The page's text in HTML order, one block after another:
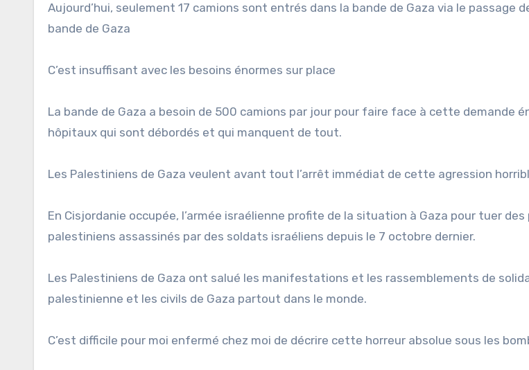
Aujourd’hui, seulement 17 camions sont entrés dans la bande de Gaza via le passage
bande de Gaza
C’est insuffisant avec les besoins énormes sur place
La bande de Gaza a besoin de 500 camions par jour pour faire face à cette demande
hôpitaux qui sont débordés et qui manquent de tout.
Les Palestiniens de Gaza veulent avant tout l’arrêt immédiat de cette agression
En Cisjordanie occupée, l’armée israélienne profite de la situation à Gaza pour tuer
palestiniens assassinés par des soldats israéliens depuis le 7 octobre dernier.
Les Palestiniens de Gaza ont salué les manifestations et les rassemblements de
palestinienne et les civils de Gaza partout dans le monde.
C’est difficile pour moi enfermé chez moi de décrire cette horreur absolue sous les